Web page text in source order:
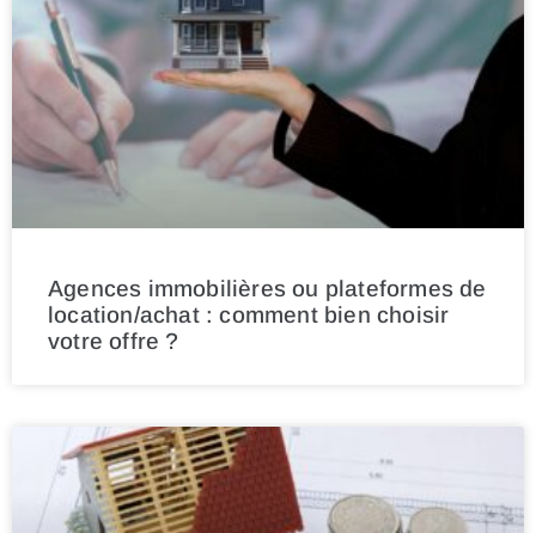
Agences immobilières ou plateformes de
location/achat : comment bien choisir
votre offre ?